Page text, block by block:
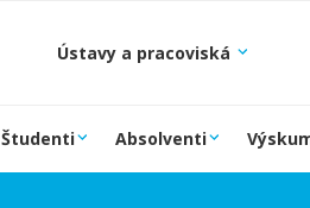
Ústavy a pracoviská
Študenti Absolventi